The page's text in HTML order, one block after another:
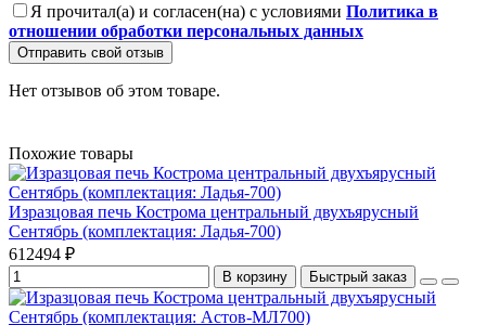
Я прочитал(а) и согласен(на) с условиями Политика в
отношении обработки персональных данных
Отправить свой отзыв
Нет отзывов об этом товаре.
Похожие товары
Изразцовая печь Кострома центральный двухъярусный
Сентябрь (комплектация: Ладья-700)
612494 ₽
В корзину Быстрый заказ